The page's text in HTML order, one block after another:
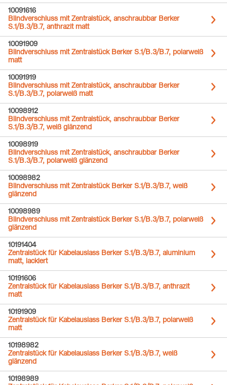
10091616
Blindverschluss mit Zentralstück, anschraubbar Berker
S.1/B.3/B.7, anthrazit matt
10091909
Blindverschluss mit Zentralstück Berker S.1/B.3/B.7, polarweiß
matt
10091919
Blindverschluss mit Zentralstück, anschraubbar Berker
S.1/B.3/B.7, polarweiß matt
10098912
Blindverschluss mit Zentralstück, anschraubbar Berker
S.1/B.3/B.7, weiß glänzend
10098919
Blindverschluss mit Zentralstück, anschraubbar Berker
S.1/B.3/B.7, polarweiß glänzend
10098982
Blindverschluss mit Zentralstück Berker S.1/B.3/B.7, weiß
glänzend
10098989
Blindverschluss mit Zentralstück Berker S.1/B.3/B.7, polarweiß
glänzend
10191404
Zentralstück für Kabelauslass Berker S.1/B.3/B.7, aluminium
matt, lackiert
10191606
Zentralstück für Kabelauslass Berker S.1/B.3/B.7, anthrazit
matt
10191909
Zentralstück für Kabelauslass Berker S.1/B.3/B.7, polarweiß
matt
10198982
Zentralstück für Kabelauslass Berker S.1/B.3/B.7, weiß
glänzend
10198989